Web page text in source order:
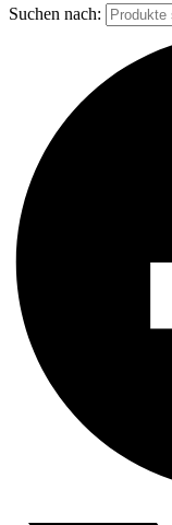
Suchen nach: